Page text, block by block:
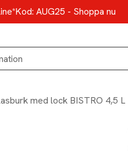
Kod: AUG25 - Shoppa nu
med lock BISTRO 4,5 L